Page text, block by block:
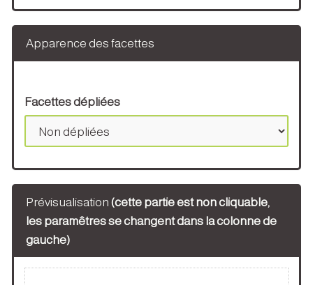
Apparence des facettes
Facettes dépliées
Prévisualisation (cette partie est non cliquable,
les paramêtres se changent dans la colonne de
gauche)